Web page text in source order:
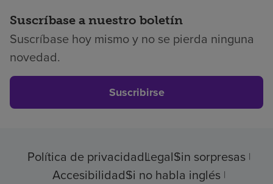
Suscríbase a nuestro boletín
Suscríbase hoy mismo y no se pierda ninguna
novedad.
Suscribirse
Política de privacidadLegalSin sorpresas
AccesibilidadSi no habla inglés